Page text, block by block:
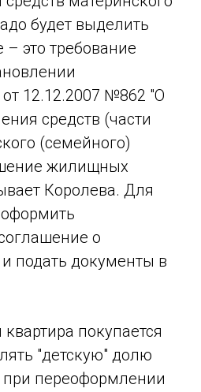
будет выделить
это требование
12.12.2007 №862 "О
средств (части
(семейного)
жилищных
Королева. Для
о
подать документы в
покупается
"детскую" долю
при переоформлении